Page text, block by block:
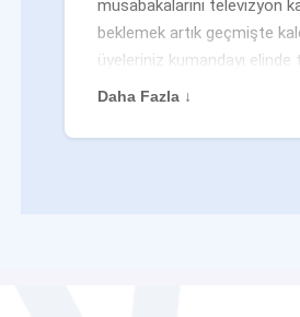
müsabakalarını televizyon
beklemek artık geçmişte
üyeleriniz kumandayı elinde
veya siz evden uzaktayken
değilsiniz. Geleneksel
Daha Fazla ↓